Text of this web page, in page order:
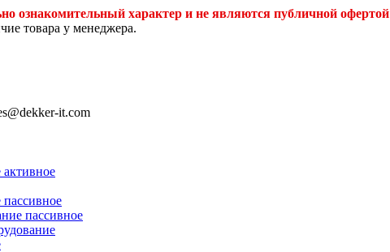
ознакомительный характер и не являются публичной офертой
товара у менеджера.
it.com
активное
пассивное
пассивное